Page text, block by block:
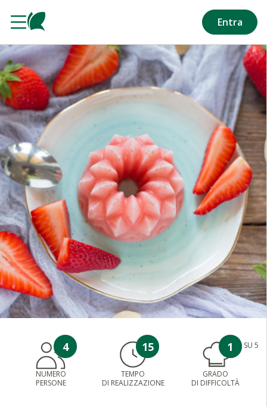
Entra
4
NUMERO
PERSONE
15
TEMPO
DI REALIZZAZIONE
1 SU 5
GRADO
DI DIFFICOLTÀ